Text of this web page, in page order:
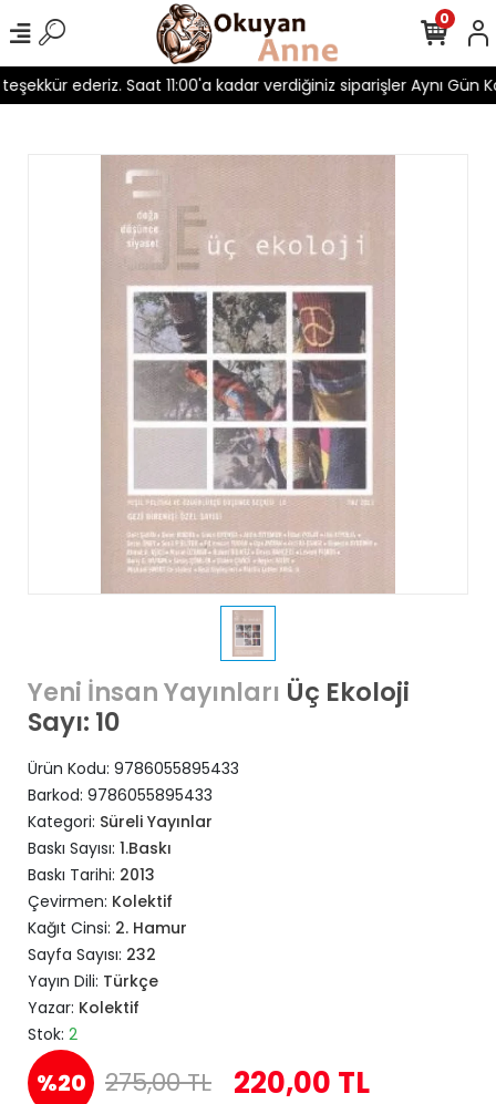
ederiz. Saat 11:00'a kadar verdiğiniz siparişler Aynı Gün
0
Yeni İnsan Yayınları Üç Ekoloji
Sayı: 10
Ürün Kodu: 9786055895433
Barkod: 9786055895433
Kategori: Süreli Yayınlar
Baskı Sayısı: 1.Baskı
Baskı Tarihi: 2013
Çevirmen: Kolektif
Kağıt Cinsi: 2. Hamur
Sayfa Sayısı: 232
Yayın Dili: Türkçe
Yazar: Kolektif
Stok: 2
%20 275,00 TL 220,00 TL